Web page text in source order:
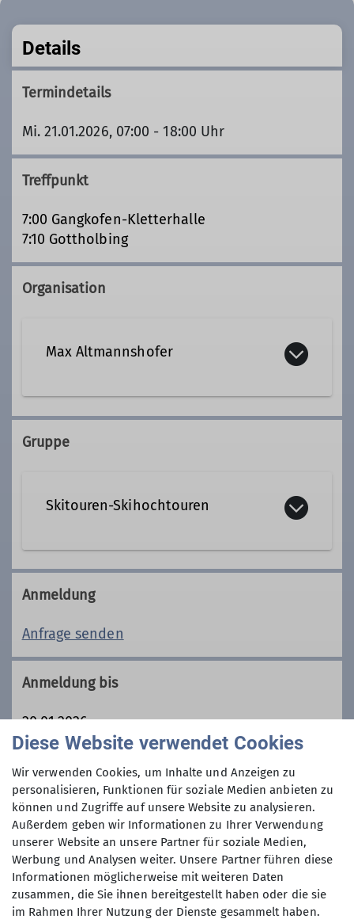
Details
Termindetails
Mi. 21.01.2026, 07:00 - 18:00 Uhr
Treffpunkt
7:00 Gangkofen-Kletterhalle
7:10 Gottholbing
Organisation
Max Altmannshofer
+49 8724 1035
Trainer-B Hochtouren
Trainer-B Skihochtouren
Trainer*in B Sportklettern Breitensport
Trainer*in C Skibergsteigen
Ämter
Tourenreferent
Gruppe
Skitouren-Skihochtouren
Ski-/ Skihochtouren eignen sich
optimal, um in der Natur
abzuschalten und sich vom Alltag zu
erholen. Lange bevor Liftanlagen die
erklimmen. Heute fasziniert das
Landschaft mehr denn je, die Zahl der
Neulinge steigt stetig. Alles zu
Vorbereitung, Ausrüstung, Tourentipps
und spannende Skitouren-Reportagen
gibt es hier.
Anmeldung
Anfrage senden
Anmeldung bis
20.01.2026
Maximale Teilnehmeranzahl
8
Diese Website verwendet Cookies
Wir verwenden Cookies, um Inhalte und Anzeigen zu
personalisieren, Funktionen für soziale Medien anbieten zu
können und Zugriffe auf unsere Website zu analysieren.
Außerdem geben wir Informationen zu Ihrer Verwendung
unserer Website an unsere Partner für soziale Medien,
Werbung und Analysen weiter. Unsere Partner führen diese
Informationen möglicherweise mit weiteren Daten
zusammen, die Sie ihnen bereitgestellt haben oder die sie
im Rahmen Ihrer Nutzung der Dienste gesammelt haben.